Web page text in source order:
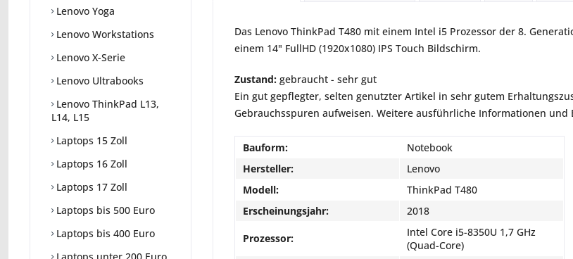
Lenovo Yoga
Lenovo Workstations
Lenovo X-Serie
Lenovo Ultrabooks
Lenovo ThinkPad L13,
L14, L15
Laptops 15 Zoll
Laptops 16 Zoll
Laptops 17 Zoll
Laptops bis 500 Euro
Laptops bis 400 Euro
Das Lenovo ThinkPad T480 mit einem Intel i5 Prozessor der 8.
einem 14" FullHD (1920x1080) IPS Touch Bildschirm.
Zustand: gebraucht - sehr gut
Ein gut gepflegter, selten genutzter Artikel in sehr gutem
Gebrauchsspuren aufweisen. Weitere ausführliche Informationen
Bauform:
Notebook
Hersteller:
Lenovo
Modell:
ThinkPad T480
Erscheinungsjahr:
2018
Prozessor:
Intel Core i5-8350U 1,7 GHz
(Quad-Core)